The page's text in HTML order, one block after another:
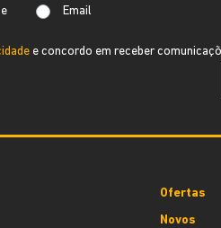
Email
e concordo em receber
Ofertas
Novos